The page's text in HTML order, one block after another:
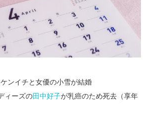
ンイチと女優の小雪が結婚
ィーズの田中好子が乳癌のため死去（享年